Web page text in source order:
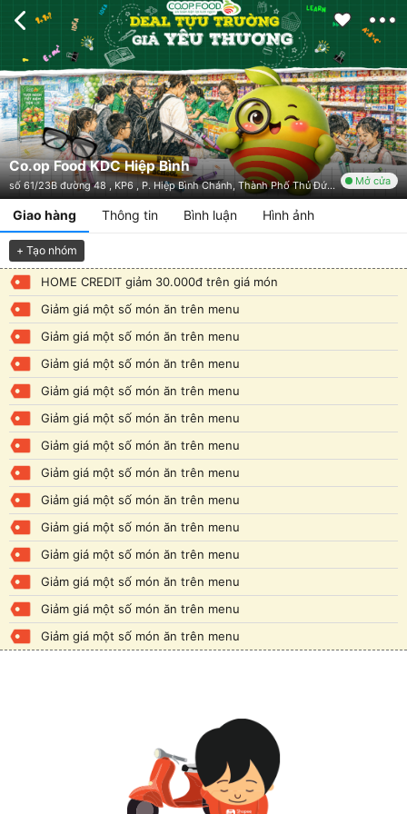
Co.op Food KDC Hiệp Bình
số 61/23B đường 48 , KP6 , P. Hiệp Bình Chánh, Thành Phố Thủ Đức, TP. HCM Mở cửa
Giao hàng Thông tin Bình luận Hình ảnh
+ Tạo nhóm
HOME CREDIT giảm 30.000đ trên giá món
Giảm giá một số món ăn trên menu
Giảm giá một số món ăn trên menu
Giảm giá một số món ăn trên menu
Giảm giá một số món ăn trên menu
Giảm giá một số món ăn trên menu
Giảm giá một số món ăn trên menu
Giảm giá một số món ăn trên menu
Giảm giá một số món ăn trên menu
Giảm giá một số món ăn trên menu
Giảm giá một số món ăn trên menu
Giảm giá một số món ăn trên menu
Giảm giá một số món ăn trên menu
Giảm giá một số món ăn trên menu